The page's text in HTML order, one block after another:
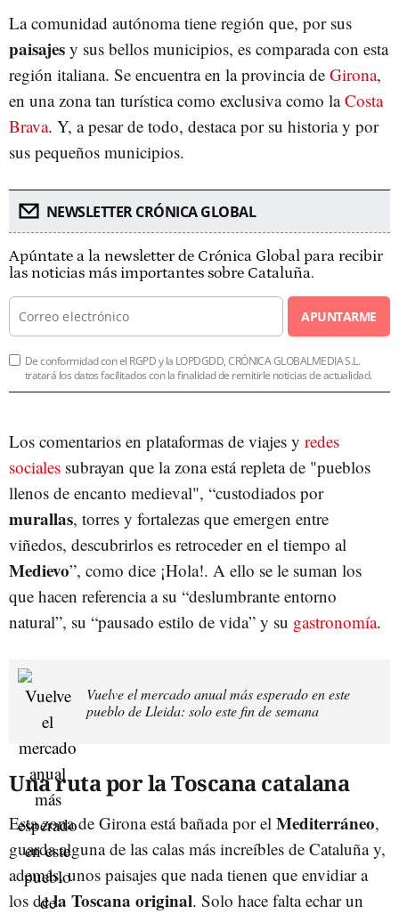
La comunidad autónoma tiene región que, por sus
paisajes y sus bellos municipios, es comparada con esta
región italiana. Se encuentra en la provincia de Girona,
en una zona tan turística como exclusiva como laCosta
Brava. Y, a pesar de todo, destaca por su historia y por
sus pequeños municipios.
NEWSLETTER CRÓNICA GLOBAL
Apúntate a la newsletter de Crónica Global para recibir
las noticias más importantes sobre Cataluña.
APUNTARME
De conformidad con el RGPD y la LOPDGDD, CRÓNICA GLOBALMEDIA S.L.
tratará los datos facilitados con la finalidad de remitirle noticias de actualidad.
Los comentarios en plataformas de viajes y redes
sociales subrayan que la zona está repleta de "pueblos
llenos de encanto medieval", “custodiados por
murallas, torres y fortalezas que emergen entre
viñedos, descubrirlos es retroceder en el tiempo al
Medievo”, como dice ¡Hola!. A ello se le suman los
que hacen referencia a su “deslumbrante entorno
natural”, su “pausado estilo de vida” y su gastronomía.
Vuelve el mercado anual más esperado en este
pueblo de Lleida: solo este fin de semana
Una ruta por la Toscana catalana
Esta zona de Girona está bañada por el Mediterráneo,
guarda alguna de las calas más increíbles de Cataluña y,
además, unos paisajes que nada tienen que envidiar a
los dela Toscana original. Solo hace falta echar un